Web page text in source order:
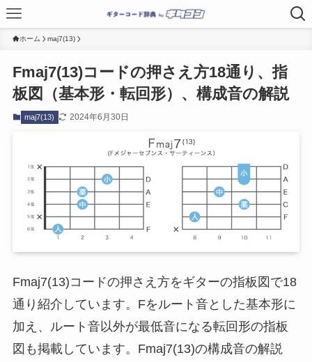
ホーム maj7(13)
Fmaj7(13)コードの押さえ方18通り、指
板図（基本形・転回形）、構成音の解説
maj7(13) 2024年6月30日
Fmaj7(13)コードの押さえ方をギターの指板図で18
通り紹介しています。Fをルート音とした基本形に
加え、ルート音以外が最低音になる転回形の指板
図も掲載しています。Fmaj7(13)の構成音の解説